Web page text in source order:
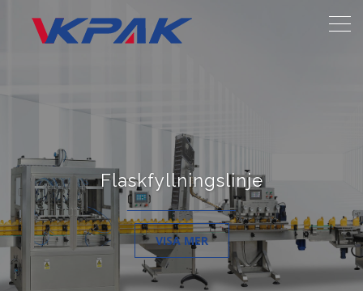
Flaskfyllningslinje
VISA MER